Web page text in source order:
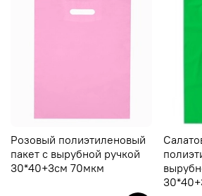
Розовый полиэтиленовый
пакет с вырубной ручкой
30*40+3см 70мкм